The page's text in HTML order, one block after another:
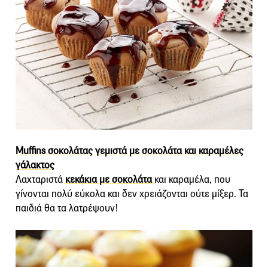
Muffins σοκολάτας γεμιστά με σοκολάτα και καραμέλες
γάλακτος
Λαχταριστά κεκάκια με σοκολάτακαι καραμέλα, που
γίνονται πολύ εύκολα και δεν χρειάζονται ούτε μίξερ. Τα
παιδιά θα τα λατρέψουν!